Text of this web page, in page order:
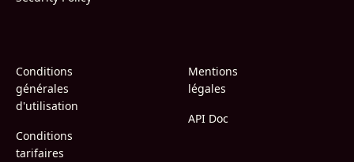
Conditions
générales
d'utilisation
Conditions
tarifaires
Mentions
légales
API Doc